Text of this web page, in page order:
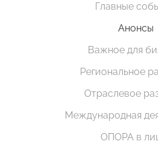
Главные
Анонсы
Важное для
Региональное
Отраслевое
Международная
ОПОРА в